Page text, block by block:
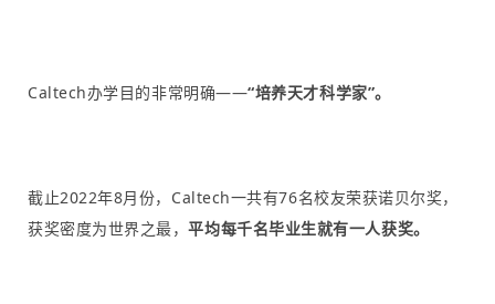
Caltech办学目的非常明确——“培养天才科学家”。
截止2022年8月份，Caltech一共有76名校友荣获诺贝尔奖，
获奖密度为世界之最，平均每千名毕业生就有一人获奖。